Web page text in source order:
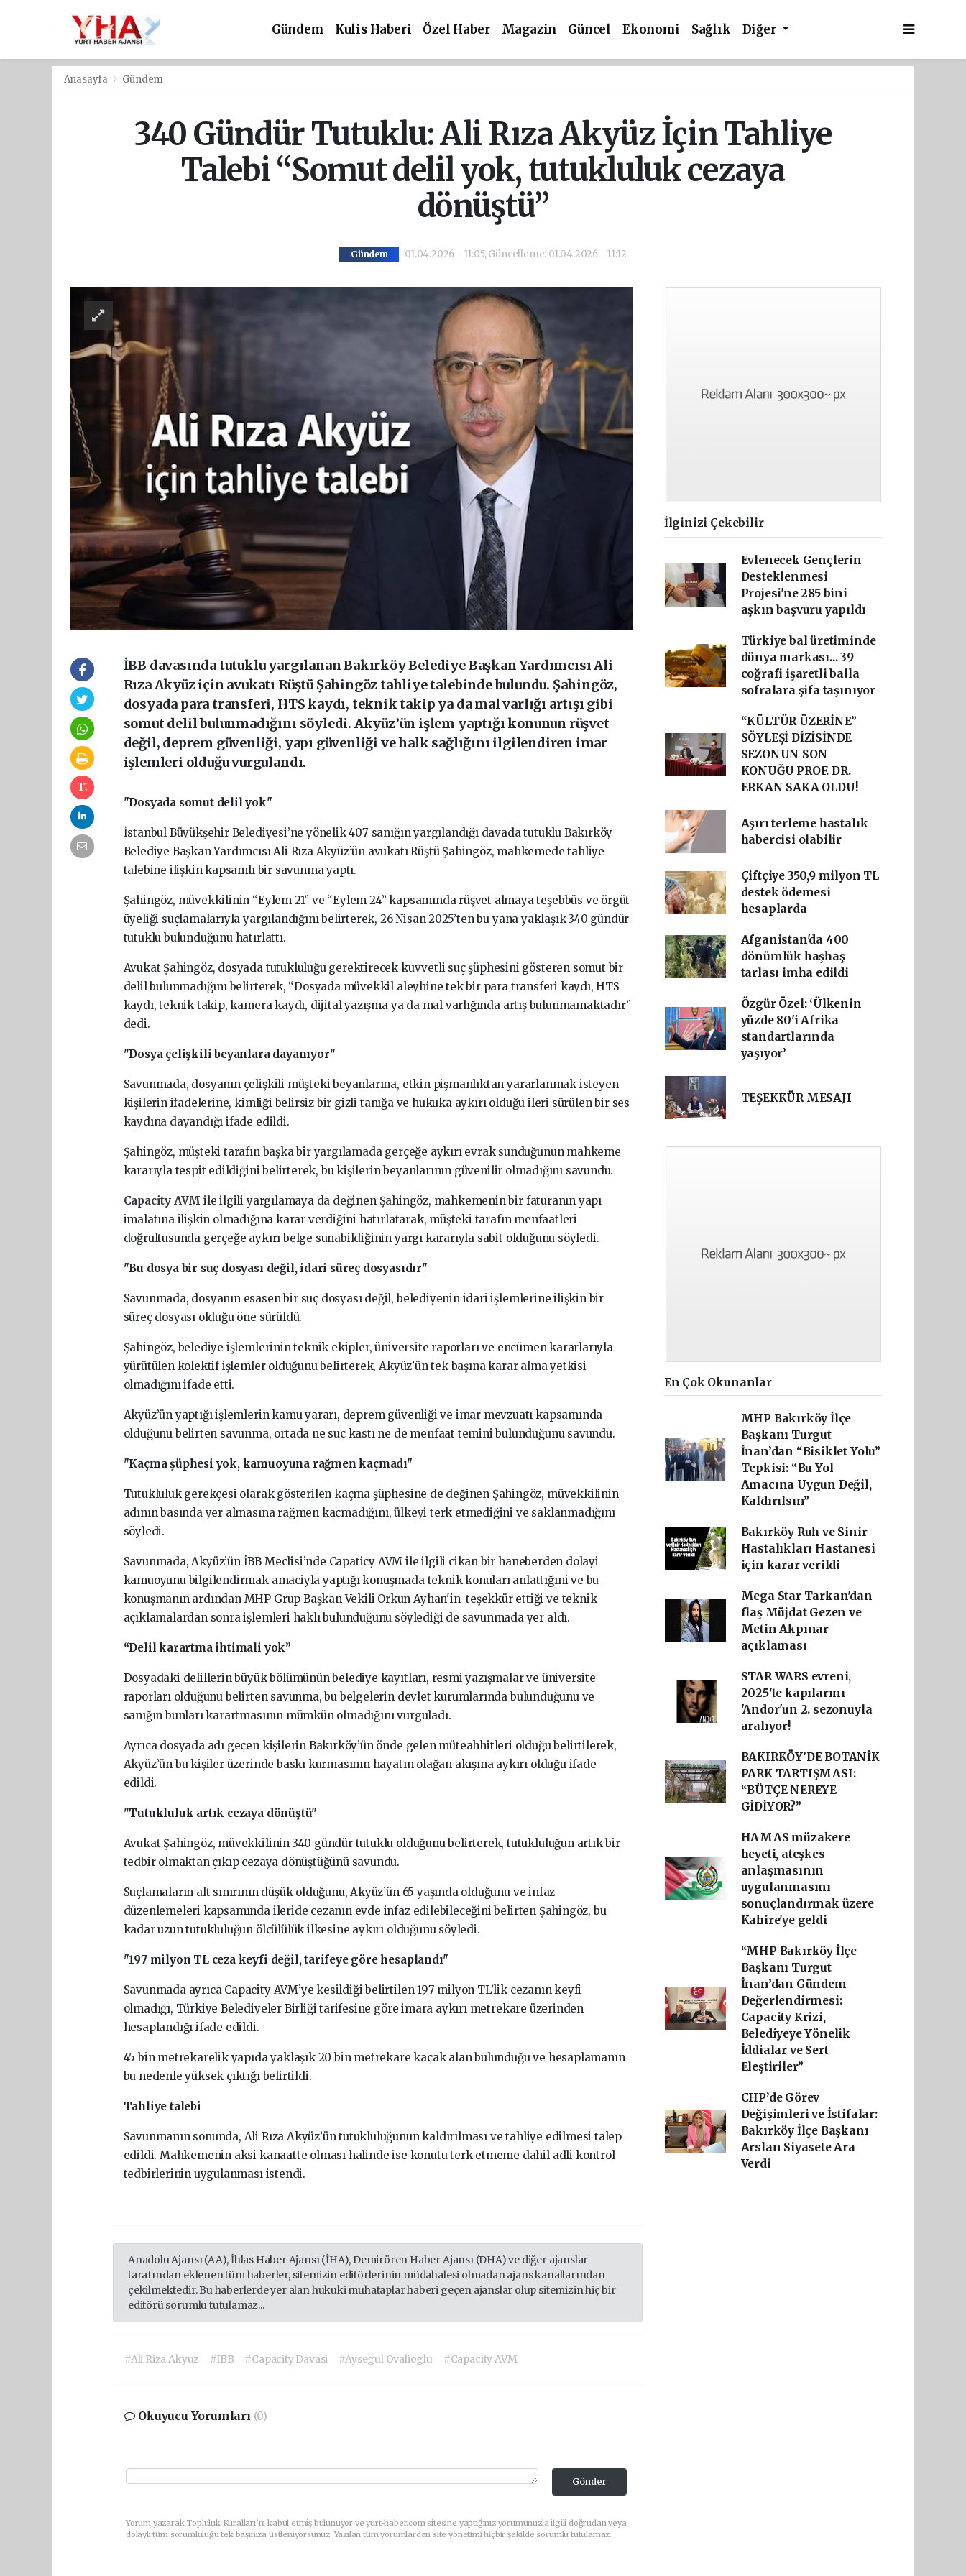
Gündem Kulis Haberi Özel Haber Magazin Güncel Ekonomi Sağlık Diğer
Anasayfa Gündem
340 Gündür Tutuklu: Ali Rıza Akyüz İçin Tahliye
Talebi “Somut delil yok, tutukluluk cezaya
dönüştü”
Gündem 01.04.2026 - 11:05, Güncelleme: 01.04.2026 - 11:12
İBB davasında tutuklu yargılanan Bakırköy Belediye Başkan Yardımcısı Ali
Rıza Akyüz için avukatı Rüştü Şahingöz tahliye talebinde bulundu. Şahingöz,
dosyada para transferi, HTS kaydı, teknik takip ya da mal varlığı artışı gibi
somut delil bulunmadığını söyledi. Akyüz’ün işlem yaptığı konunun rüşvet
değil, deprem güvenliği, yapı güvenliği ve halk sağlığını ilgilendiren imar
işlemleri olduğu vurgulandı.
"Dosyada somut delil yok"
İstanbul Büyükşehir Belediyesi’ne yönelik 407 sanığın yargılandığı davada tutuklu Bakırköy
Belediye Başkan Yardımcısı Ali Rıza Akyüz’ün avukatı Rüştü Şahingöz, mahkemede tahliye
talebine ilişkin kapsamlı bir savunma yaptı.
Şahingöz, müvekkilinin “Eylem 21” ve “Eylem 24” kapsamında rüşvet almaya teşebbüs ve örgüt
üyeliği suçlamalarıyla yargılandığını belirterek, 26 Nisan 2025’ten bu yana yaklaşık 340 gündür
tutuklu bulunduğunu hatırlattı.
Avukat Şahingöz, dosyada tutukluluğu gerektirecek kuvvetli suç şüphesini gösteren somut bir
delil bulunmadığını belirterek, “Dosyada müvekkil aleyhine tek bir para transferi kaydı, HTS
kaydı, teknik takip, kamera kaydı, dijital yazışma ya da mal varlığında artış bulunmamaktadır”
dedi.
"Dosya çelişkili beyanlara dayanıyor"
Savunmada, dosyanın çelişkili müşteki beyanlarına, etkin pişmanlıktan yararlanmak isteyen
kişilerin ifadelerine, kimliği belirsiz bir gizli tanığa ve hukuka aykırı olduğu ileri sürülen bir ses
kaydına dayandığı ifade edildi.
Şahingöz, müşteki tarafın başka bir yargılamada gerçeğe aykırı evrak sunduğunun mahkeme
kararıyla tespit edildiğini belirterek, bu kişilerin beyanlarının güvenilir olmadığını savundu.
Capacity AVMile ilgili yargılamaya da değinen Şahingöz, mahkemenin bir faturanın yapı
imalatına ilişkin olmadığına karar verdiğini hatırlatarak, müşteki tarafın menfaatleri
doğrultusunda gerçeğe aykırı belge sunabildiğinin yargı kararıyla sabit olduğunu söyledi.
"Bu dosya bir suç dosyası değil, idari süreç dosyasıdır"
Savunmada, dosyanın esasen bir suç dosyası değil, belediyenin idari işlemlerine ilişkin bir
süreç dosyası olduğu öne sürüldü.
Şahingöz, belediye işlemlerinin teknik ekipler, üniversite raporları ve encümen kararlarıyla
yürütülen kolektif işlemler olduğunu belirterek, Akyüz’ün tek başına karar alma yetkisi
olmadığını ifade etti.
Akyüz’ün yaptığı işlemlerin kamu yararı, deprem güvenliği ve imar mevzuatı kapsamında
olduğunu belirten savunma, ortada ne suç kastı ne de menfaat temini bulunduğunu savundu.
"Kaçma şüphesi yok, kamuoyuna rağmen kaçmadı"
Tutukluluk gerekçesi olarak gösterilen kaçma şüphesine de değinen Şahingöz, müvekkilinin
adının basında yer almasına rağmen kaçmadığını, ülkeyi terk etmediğini ve saklanmadığını
söyledi.
Savunmada, Akyüz’ün İBB Meclisi’nde Capaticy AVM ile ilgili cikan bir haneberden dolayi
kamuoyunu bilgilendirmak amaciyla yaptığı konuşmada teknik konuları anlattığıni ve bu
konuşmanın ardından MHP Grup Başkan Vekili Orkun Ayhan'in teşekkür ettiği ve teknik
açıklamalardan sonra işlemleri haklı bulunduğunu söylediği de savunmada yer aldı.
“Delil karartma ihtimali yok”
Dosyadaki delillerin büyük bölümünün belediye kayıtları, resmi yazışmalar ve üniversite
raporları olduğunu belirten savunma, bu belgelerin devlet kurumlarında bulunduğunu ve
sanığın bunları karartmasının mümkün olmadığını vurguladı.
Ayrıca dosyada adı geçen kişilerin Bakırköy’ün önde gelen müteahhitleri olduğu belirtilerek,
Akyüz’ün bu kişiler üzerinde baskı kurmasının hayatın olağan akışına aykırı olduğu ifade
edildi.
"Tutukluluk artık cezaya dönüştü"
Avukat Şahingöz, müvekkilinin 340 gündür tutuklu olduğunu belirterek, tutukluluğun artık bir
tedbir olmaktan çıkıp cezaya dönüştüğünü savundu.
Suçlamaların alt sınırının düşük olduğunu, Akyüz’ün 65 yaşında olduğunu ve infaz
düzenlemeleri kapsamında ileride cezanın evde infaz edilebileceğini belirten Şahingöz, bu
kadar uzun tutukluluğun ölçülülük ilkesine aykırı olduğunu söyledi.
"197 milyon TL ceza keyfi değil, tarifeye göre hesaplandı"
Savunmada ayrıca Capacity AVM’ye kesildiği belirtilen 197 milyon TL’lik cezanın keyfi
olmadığı, Türkiye Belediyeler Birliği tarifesine göre imara aykırı metrekare üzerinden
hesaplandığı ifade edildi.
45 bin metrekarelik yapıda yaklaşık 20 bin metrekare kaçak alan bulunduğu ve hesaplamanın
bu nedenle yüksek çıktığı belirtildi.
Tahliye talebi
Savunmanın sonunda, Ali Rıza Akyüz’ün tutukluluğunun kaldırılması ve tahliye edilmesi talep
edildi. Mahkemenin aksi kanaatte olması halinde ise konutu terk etmeme dahil adli kontrol
tedbirlerinin uygulanması istendi.
Anadolu Ajansı (AA), İhlas Haber Ajansı (İHA), Demirören Haber Ajansı (DHA) ve diğer ajanslar
tarafından eklenen tüm haberler, sitemizin editörlerinin müdahalesi olmadan ajans kanallarından
çekilmektedir. Bu haberlerde yer alan hukuki muhataplar haberi geçen ajanslar olup sitemizin hiç bir
editörü sorumlu tutulamaz...
#Ali Riza Akyuz #IBB #Capacity Davasi #Aysegul Ovalioglu #Capacity AVM
Okuyucu Yorumları (0)
Gönder
Yorum yazarak Topluluk Kuralları’nı kabul etmiş bulunuyor ve yurt-haber.com sitesine yaptığınız yorumunuzla ilgili doğrudan veya
dolaylı tüm sorumluluğu tek başınıza üstleniyorsunuz. Yazılan tüm yorumlardan site yönetimi hiçbir şekilde sorumlu tutulamaz.
İlginizi Çekebilir
Evlenecek Gençlerin
Desteklenmesi
Projesi'ne 285 bini
aşkın başvuru yapıldı
Türkiye bal üretiminde
dünya markası... 39
coğrafi işaretli balla
sofralara şifa taşınıyor
“KÜLTÜR ÜZERİNE”
SÖYLEŞİ DİZİSİNDE
SEZONUN SON
KONUĞU PROF. DR.
ERKAN SAKA OLDU!
Aşırı terleme hastalık
habercisi olabilir
Çiftçiye 350,9 milyon TL
destek ödemesi
hesaplarda
Afganistan'da 400
dönümlük haşhaş
tarlası imha edildi
Özgür Özel: ‘Ülkenin
yüzde 80'i Afrika
standartlarında
yaşıyor’
TEŞEKKÜR MESAJI
En Çok Okunanlar
MHP Bakırköy İlçe
Başkanı Turgut
İnan’dan “Bisiklet Yolu”
Tepkisi: “Bu Yol
Amacına Uygun Değil,
Kaldırılsın”
Bakırköy Ruh ve Sinir
Hastalıkları Hastanesi
için karar verildi
Mega Star Tarkan'dan
flaş Müjdat Gezen ve
Metin Akpınar
açıklaması
STAR WARS evreni,
2025'te kapılarını
'Andor'un 2. sezonuyla
aralıyor!
BAKIRKÖY’DE BOTANİK
PARK TARTIŞMASI:
“BÜTÇE NEREYE
GİDİYOR?”
HAMAS müzakere
heyeti, ateşkes
anlaşmasının
uygulanmasını
sonuçlandırmak üzere
Kahire'ye geldi
“MHP Bakırköy İlçe
Başkanı Turgut
İnan’dan Gündem
Değerlendirmesi:
Capacity Krizi,
Belediyeye Yönelik
İddialar ve Sert
Eleştiriler”
CHP’de Görev
Değişimleri ve İstifalar:
Bakırköy İlçe Başkanı
Arslan Siyasete Ara
Verdi